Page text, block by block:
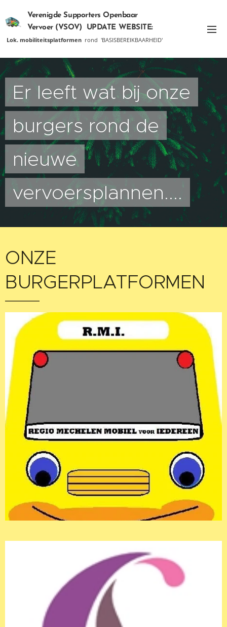
Verenigde Supporters Openbaar
Vervoer (VSOV) UPDATEWEBSITE:
09/11/2021
Lok. mobiliteitsplatformen rond 'BASISBEREIKBAARHEID'
Er leeft wat bij onze
burgers rond de
nieuwe
vervoersplannen....
ONZE
BURGERPLATFORMEN